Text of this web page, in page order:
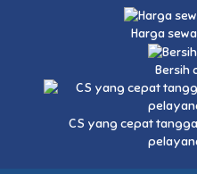
Harga
Bersih
CS yang cepat